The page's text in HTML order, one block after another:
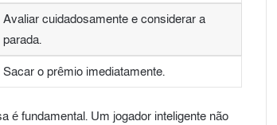
Avaliar cuidadosamente e considerar a
parada.
Sacar o prêmio imediatamente.
é fundamental. Um jogador inteligente não